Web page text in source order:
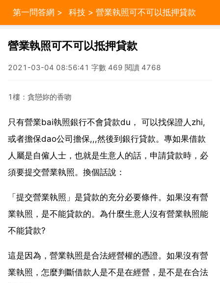
第一問答網 > 科技 > 營業執照可不可以抵押貸款
營業執照可不可以抵押貸款
2021-03-04 08:56:41 字數 469 閱讀 4768
1樓：貪戀妳的香吻
只有營業bai執照銀行不會貸款du， 可以找保證人zhi,
或者擔保dao公司擔保,,,然後到銀行貸款。專如果借款
人屬是自僱人士，也就是生意人的話，申請貸款時，必
須要提交營業執照。換個話說：
「提交營業執照」是貸款的充分必要條件。如果沒有營
業執照，是不能貸款的。為什麼生意人沒有營業執照能
不能貸款?
這是因為，營業執照是合法經營權的憑證。如果沒有營
業執照，怎麼判斷借款人是不是在經營，是不是在合法